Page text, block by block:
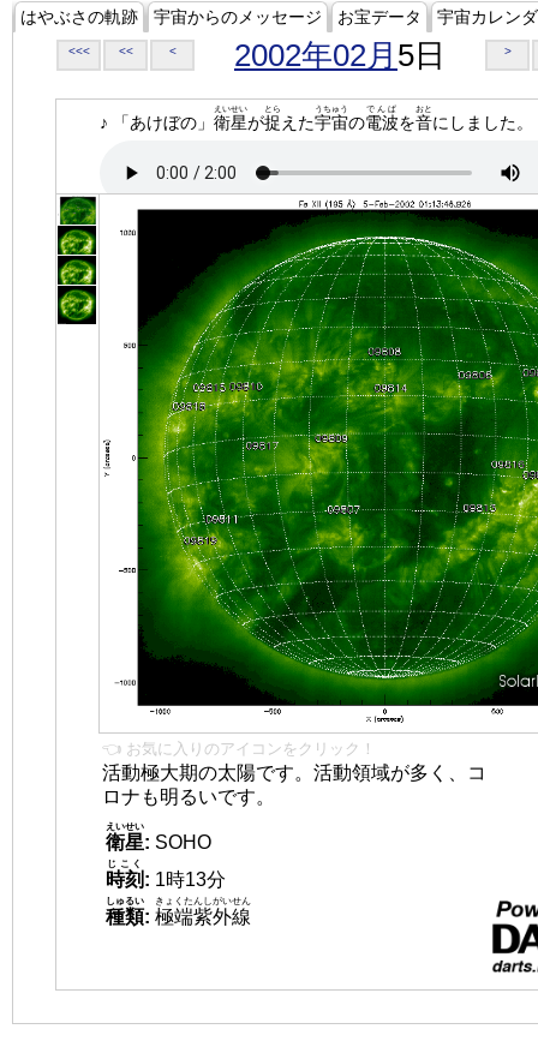
はやぶさの軌跡 宇宙からのメッセージ お宝データ 宇宙カレン
<<< << < 2002年02月 5日 >
♪ 「あけぼの」 衛星
えいせい
が捉
とら
えた宇宙
うちゅう
の電波
でんぱ
を音
おと
にしました。
👈 お気に入りのアイコンをクリック！
活動極大期の太陽です。活動領域が多く、コ
ロナも明るいです。
衛星
えいせい
: SOHO
時刻
じこく
: 1時13分
種類
しゅるい
: 極端紫外線
きょくたんしがいせん